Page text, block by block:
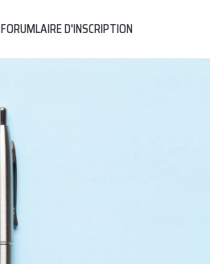
FORUMLAIRE D'INSCRIPTION